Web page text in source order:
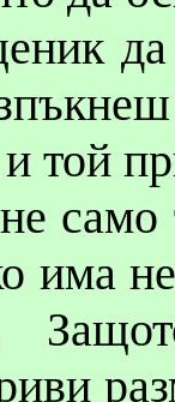
той
само
има